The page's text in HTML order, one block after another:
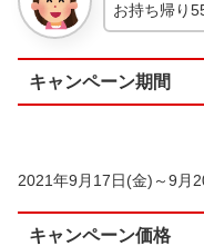
お持ち帰り
キャンペーン期間
2021年9月17日(金)～9月
キャンペーン価格